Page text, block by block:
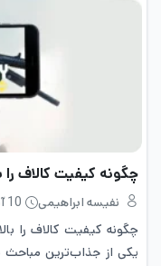
نفیسه ابراهیمی
10 آبان 1404
چگونه کیفیت کالاف را
یکی از جذاب‌ترین مباحث